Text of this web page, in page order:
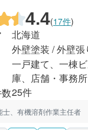
4.4(17件)
北海道
外壁塗装 / 外壁
一戸建て、一棟
庫、店舗・事務
25件
士、有機溶剤作業主任者